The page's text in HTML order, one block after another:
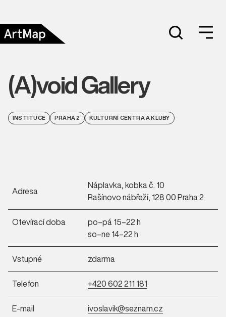
(A)void Gallery
INSTITUCE PRAHA 2 KULTURNÍ CENTRA A KLUBY
Adresa
Náplavka, kobka č. 10
Rašínovo nábřeží, 128 00 Praha 2
Otevírací doba
po–pá 15–22 h
so–ne 14–22 h
Vstupné zdarma
Telefon +420 602 211 181
E-mail ivoslavik@seznam.cz